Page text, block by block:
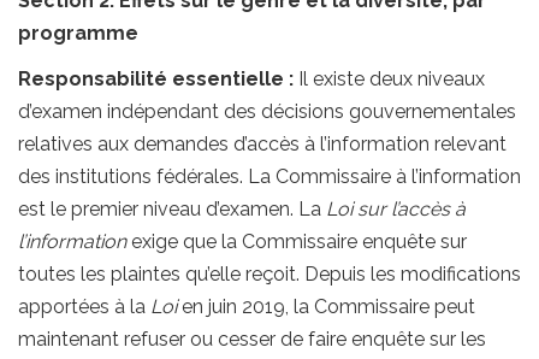
programme
Responsabilité essentielle : Il existe deux niveaux
d’examen indépendant des décisions gouvernementales
relatives aux demandes d’accès à l’information relevant
des institutions fédérales. La Commissaire à l’information
est le premier niveau d’examen. La Loi sur l’accès à
l’informationexige que la Commissaire enquête sur
toutes les plaintes qu’elle reçoit. Depuis les modifications
apportées à la Loien juin 2019, la Commissaire peut
maintenant refuser ou cesser de faire enquête sur les